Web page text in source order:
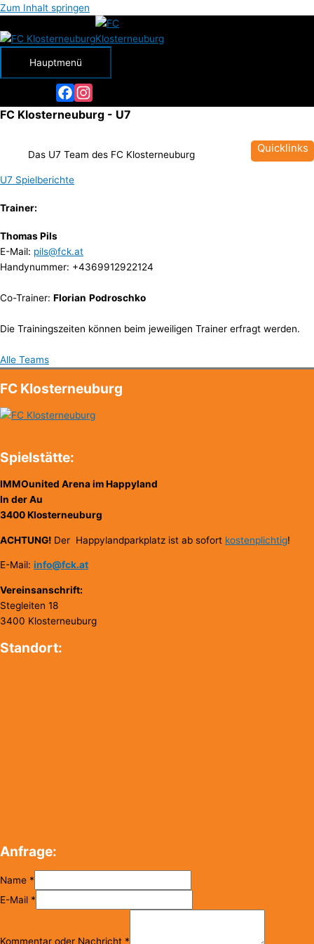
Zum Inhalt springen
Hauptmenü
Facebook
Instagram
FC Klosterneuburg - U7
Das U7 Team des FC Klosterneuburg
U7 Spielberichte
Trainer:
Thomas Pils
E-Mail: pils@fck.at
Handynummer: +4369912922124
Co-Trainer: Florian Podroschko
Die Trainingszeiten können beim jeweiligen Trainer erfragt werden.
Alle Teams
FC Klosterneuburg
Spielstätte:
IMMOunited Arena im Happyland
In der Au
3400 Klosterneuburg
ACHTUNG! Der Happylandparkplatz ist ab sofort kostenplichtig!
E-Mail: info@fck.at
Vereinsanschrift:
Stegleiten 18
3400 Klosterneuburg
Standort:
Anfrage:
Name *
E-Mail *
Kommentar oder Nachricht *
Quicklinks